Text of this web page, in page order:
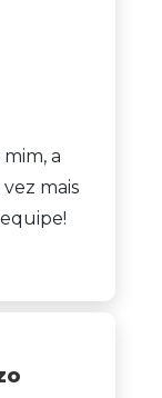
a
mais